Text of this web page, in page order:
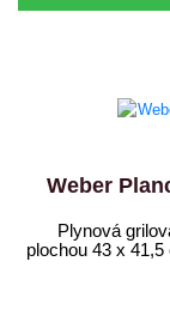
Weber
Plynová
plochou 43 x